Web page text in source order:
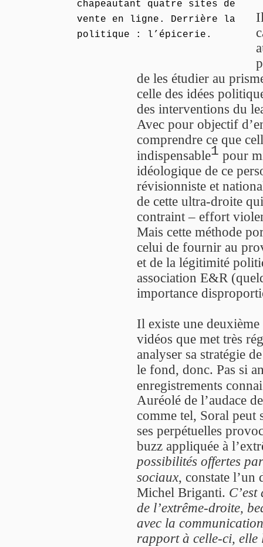
chapeautant quatre sites de
vente en ligne. Derrière la
politique : l’épicerie.
de les étudier au
celle des idées
des interventions du
Avec pour objectif
comprendre ce que
indispensable1 pour
idéologique de ce
révisionniste et
de cette ultra-droite
contraint – effort
Mais cette méthode
celui de fournir au
et de la légitimité
association E&R
importance
Il existe une
vidéos que met très
analyser sa stratégie
le fond, donc. Pas si
enregistrements
Auréolé de l’audace
comme tel, Soral peut
ses perpétuelles
buzz appliquée à
possibilités offertes
sociaux, constate l’un
Michel Briganti.
de l’extrême-droite,
avec la
rapport à celle-ci, elle